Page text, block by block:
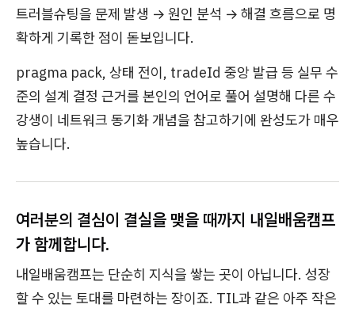
트러블슈팅을 문제 발생 → 원인 분석 → 해결 흐름으로 명
확하게 기록한 점이 돋보입니다.
pragma pack, 상태 전이, tradeId 중앙 발급 등 실무 수
준의 설계 결정 근거를 본인의 언어로 풀어 설명해 다른 수
강생이 네트워크 동기화 개념을 참고하기에 완성도가 매우
높습니다.
여러분의 결심이 결실을 맺을 때까지 내일배움캠프
가 함께합니다.
내일배움캠프는 단순히 지식을 쌓는 곳이 아닙니다. 성장
할 수 있는 토대를 마련하는 장이죠. TIL과 같은 아주 작은